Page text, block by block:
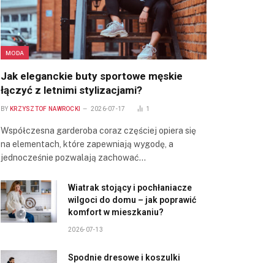
MODA
Jak eleganckie buty sportowe męskie
łączyć z letnimi stylizacjami?
BY KRZYSZTOF NAWROCKI 2026-07-17 1
Współczesna garderoba coraz częściej opiera się
na elementach, które zapewniają wygodę, a
jednocześnie pozwalają zachować…
Wiatrak stojący i pochłaniacze
wilgoci do domu – jak poprawić
komfort w mieszkaniu?
2026-07-13
Spodnie dresowe i koszulki